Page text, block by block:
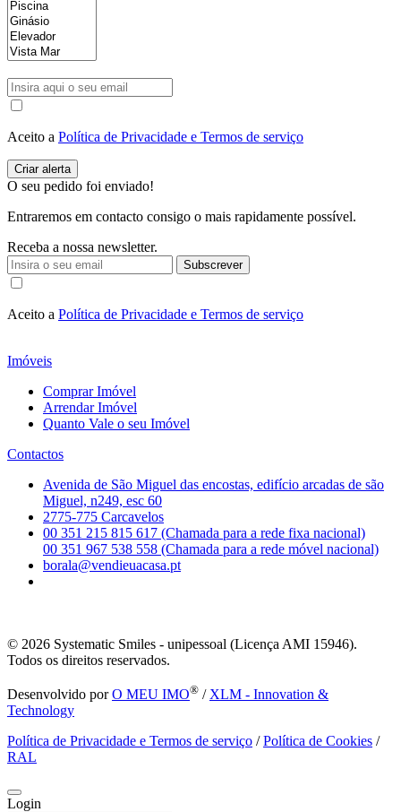
Aceito a Política de Privacidade e Termos de serviço
O seu pedido foi enviado!
Entraremos em contacto consigo o mais rapidamente possível.
Receba a nossa newsletter.
Subscrever
Aceito a Política de Privacidade e Termos de serviço
Imóveis
Comprar Imóvel
Arrendar Imóvel
Quanto Vale o seu Imóvel
Contactos
Avenida de São Miguel das encostas, edifício arcadas de são
Miguel, n249, esc 60
2775-775 Carcavelos
00 351 215 815 617 (Chamada para a rede fixa nacional)
00 351 967 538 558 (Chamada para a rede móvel nacional)
borala@vendieuacasa.pt
© 2026 Systematic Smiles - unipessoal (Licença AMI 15946).
Todos os direitos reservados.
Desenvolvido porO MEU IMO® / XLM - Innovation &
Technology
Política de Privacidade e Termos de serviço /Política de Cookies /
RAL
Login